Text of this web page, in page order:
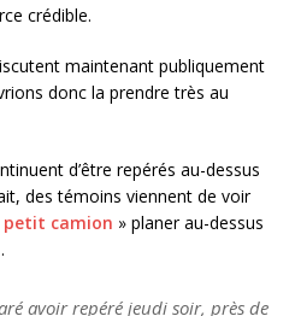
crédible.
maintenant publiquement
donc la prendre très au
d’être repérés au-dessus
des témoins viennent de voir
petit camion » planer au-dessus
avoir repéré jeudi soir, près de